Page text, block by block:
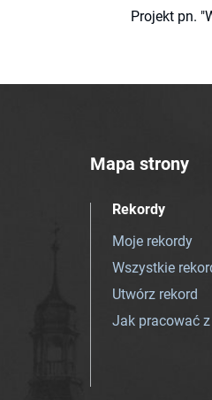
Projekt pn.
Mapa strony
Rekordy
Moje rekordy
Wszystkie
Utwórz rekord
Jak pracować